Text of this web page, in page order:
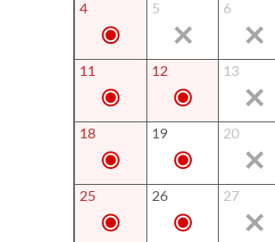
4 5 6
11 12 13
18 19 20
25 26 27